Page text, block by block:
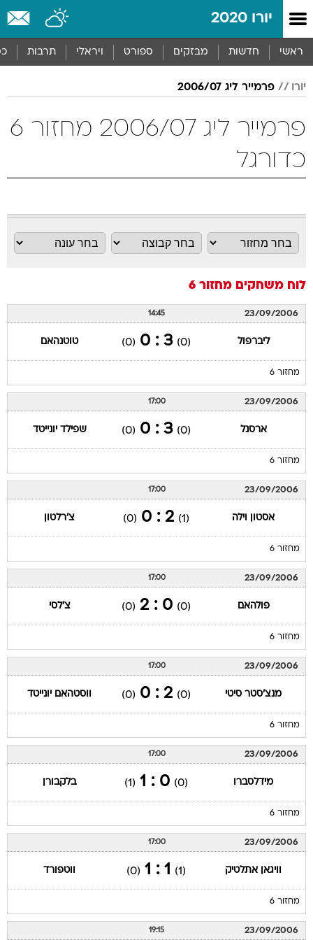
יורו 2020
ראשי חדשות מבזקים ספורט ויראלי תרבות
יורו פרמייר ליג 2006/07
פרמייר ליג 2006/07 מחזור 6
כדורגל
לוח משחקים מחזור 6
23/09/2006
14:45
ליברפול (0)
3 : 0
(0) טוטנהאם
מחזור 6
23/09/2006
17:00
ארסנל (0)
3 : 0
(0) שפילד יונייטד
מחזור 6
23/09/2006
17:00
אסטון וילה (1)
2 : 0
(0) צ'רלטון
מחזור 6
23/09/2006
17:00
פולהאם (0)
0 : 2
(0) צ'לסי
מחזור 6
23/09/2006
17:00
מנצ'סטר סיטי (0)
2 : 0
(0) ווסטהאם יונייטד
מחזור 6
23/09/2006
17:00
מידלסברו (0)
0 : 1
(1) בלקבורן
מחזור 6
23/09/2006
17:00
וויגאן אתלטיק (1)
1 : 1
(0) ווטפורד
מחזור 6
23/09/2006
19:15